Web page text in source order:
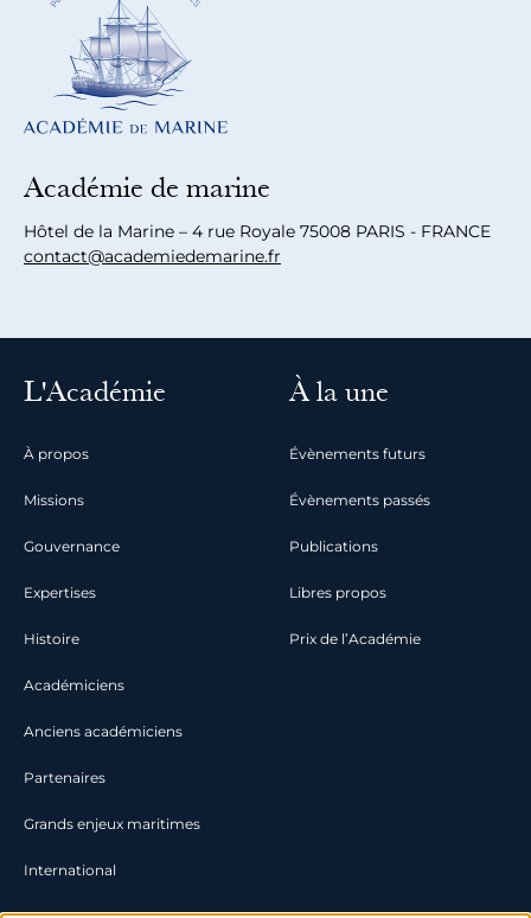
Académie de marine
Hôtel de la Marine – 4 rue Royale 75008 PARIS - FRANCE
contact@academiedemarine.fr
L'Académie
À propos
Missions
Gouvernance
Expertises
Histoire
Académiciens
Anciens académiciens
Partenaires
Grands enjeux maritimes
International
À la une
Évènements futurs
Évènements passés
Publications
Libres propos
Prix de l’Académie